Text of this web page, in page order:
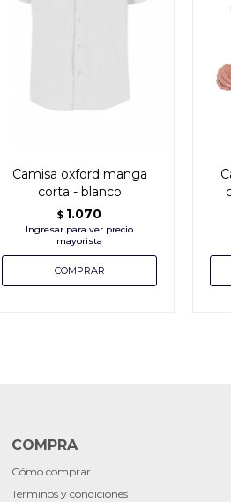
Camisa oxford manga
corta - blanco
$ 1.070
COMPRA
Cómo comprar
Términos y condiciones